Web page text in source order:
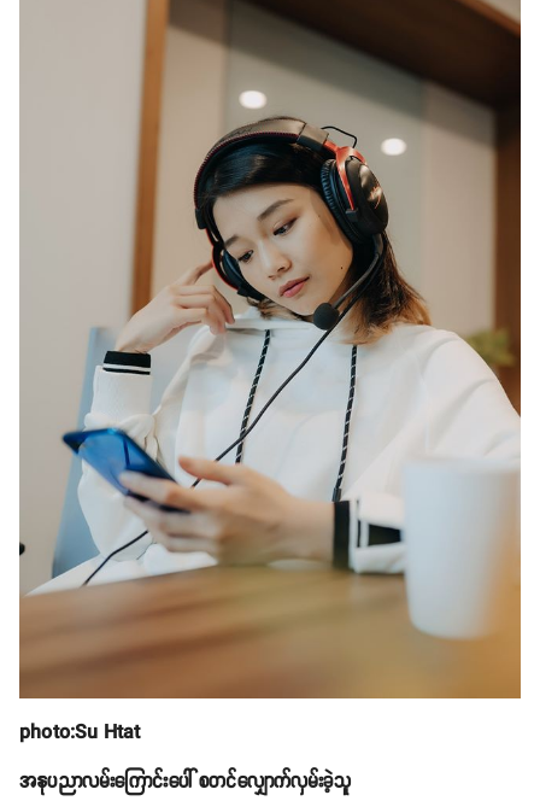
photo:Su Htat
အနုပညာလမ်းကြောင်းပေါ် စတင်လျှောက်လှမ်းခဲ့သူ